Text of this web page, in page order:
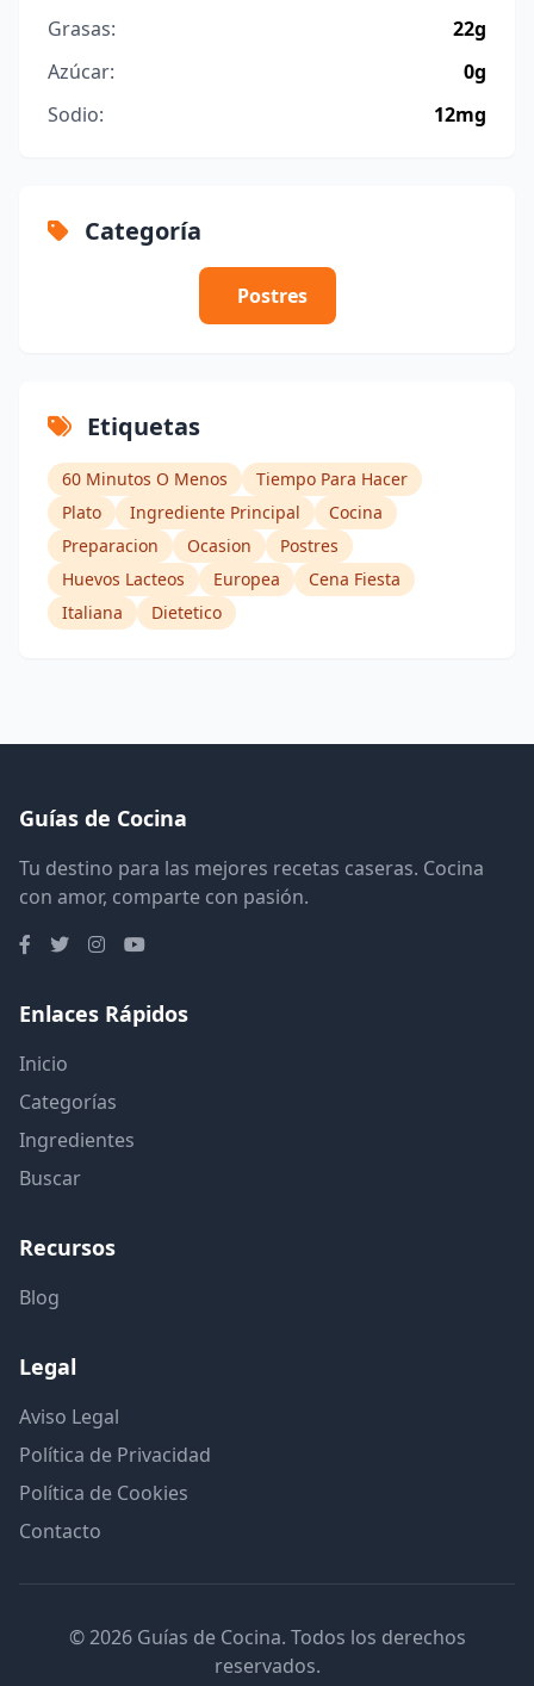
Grasas:
22g
Azúcar:
0g
Sodio:
12mg
Categoría
Postres
Etiquetas
60 Minutos O Menos
Tiempo Para Hacer
Plato
Ingrediente Principal
Cocina
Preparacion
Ocasion
Postres
Huevos Lacteos
Europea
Cena Fiesta
Italiana
Dietetico
Guías de Cocina
Tu destino para las mejores recetas caseras. Cocina
con amor, comparte con pasión.
Enlaces Rápidos
Inicio
Categorías
Ingredientes
Buscar
Recursos
Blog
Legal
Aviso Legal
Política de Privacidad
Política de Cookies
Contacto
© 2026 Guías de Cocina. Todos los derechos
reservados.